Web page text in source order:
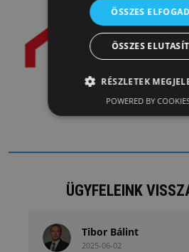
ÜGYFELEINK
Tibor Bálint
2025-06-02
ÖSSZES
ÖSSZES
RÉSZLETEK
POWERED BY